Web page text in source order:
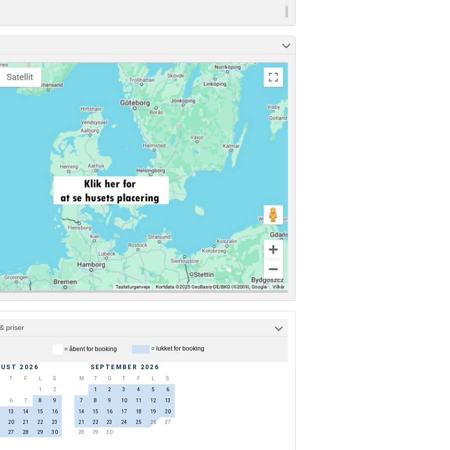
priser
= åbent for booking = lukket for booking
2026
T F L
S
1
2
6
7 8
9
13
14 15
16
20
21 22
23
27
28 29 30
SEPTEMBER 2026
M T O T F L
S
1
2 3 4 5
6
7
8 9 10 11 12
13
14
15 16 17 18 19
20
21
22 23 24 25 26
27
28
29 30